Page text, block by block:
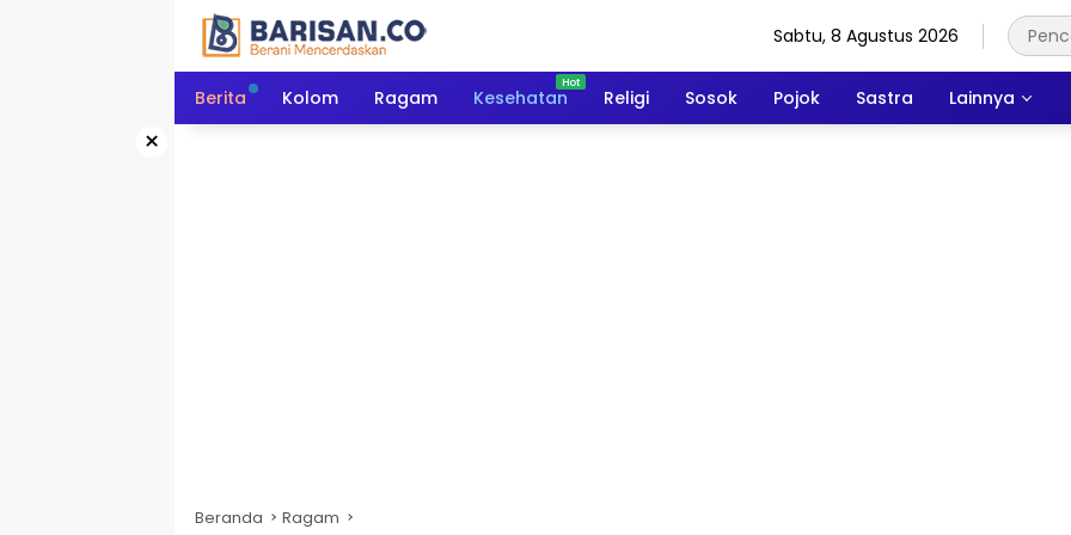
Sabtu, 8 Agustus 2026
Berita Kolom Ragam Kesehatan Religi Sosok Pojok Sastra Lainnya
×
Beranda Ragam